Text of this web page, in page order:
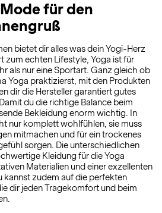
für den
bietet dir alles was dein Yogi-Herz
zum echten Lifestyle, Yoga ist für
als nur eine Sportart. Ganz gleich ob
Yoga praktizierst, mit den Produkten
dir die Hersteller garantiert gutes
du die richtige Balance beim
Bekleidung enorm wichtig. In
nur komplett wohlfühlen, sie muss
mitmachen und für ein trockenes
sorgen. Die unterschiedlichen
Kleidung für die Yoga
Materialien und einer exzellenten
kannst zudem auf die perfekten
dir jeden Tragekomfort und beim